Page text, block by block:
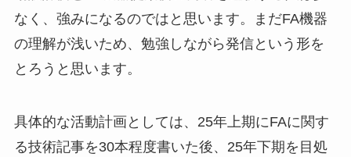
なく、強みになるのではと思います。まだFA機器
の理解が浅いため、勉強しながら発信という形を
とろうと思います。
具体的な活動計画としては、25年上期にFAに関す
る技術記事を30本程度書いた後、25年下期を目処